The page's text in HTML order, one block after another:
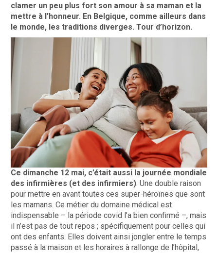
clamer un peu plus fort son amour à sa maman et la
mettre à l’honneur. En Belgique, comme ailleurs dans
le monde, les traditions diverges. Tour d’horizon.
Ce dimanche 12 mai, c’était aussi la journée mondiale
des infirmières (et des infirmiers). Une double raison
pour mettre en avant toutes ces super-héroïnes que sont
les mamans. Ce métier du domaine médical est
indispensable – la période covid l’a bien confirmé –, mais
il n’est pas de tout repos ; spécifiquement pour celles qui
ont des enfants. Elles doivent ainsi jongler entre le temps
passé à la maison et les horaires à rallonge de l’hôpital,